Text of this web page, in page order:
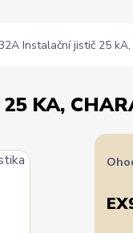
Instalační jistič 25
KA,